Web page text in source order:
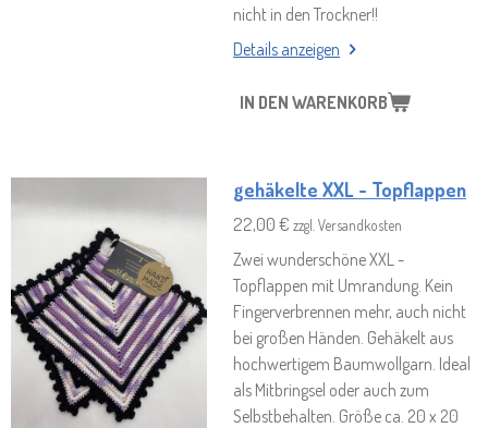
nicht in den Trockner!!
Details anzeigen
IN DEN WARENKORB
gehäkelte XXL - Topflappen
22,00 € zzgl. Versandkosten
Zwei wunderschöne XXL -
Topflappen mit Umrandung. Kein
Fingerverbrennen mehr, auch nicht
bei großen Händen. Gehäkelt aus
hochwertigem Baumwollgarn. Ideal
als Mitbringsel oder auch zum
Selbstbehalten. Größe ca. 20 x 20